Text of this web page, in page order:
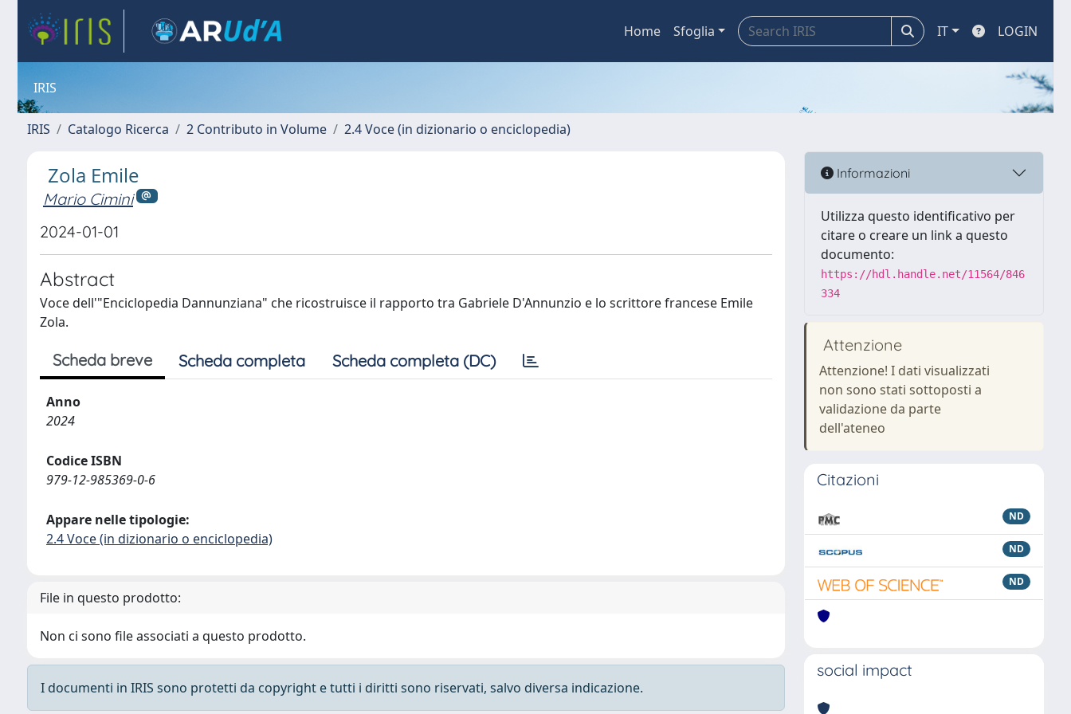
Home Sfoglia IT LOGIN
IRIS
IRIS Catalogo Ricerca 2 Contributo in Volume 2.4 Voce (in dizionario o enciclopedia)
Zola Emile
Mario Cimini
2024-01-01
Abstract
Voce dell'"Enciclopedia Dannunziana" che ricostruisce il rapporto tra Gabriele D'Annunzio e lo scrittore francese Emile
Zola.
Scheda breve Scheda completa Scheda completa (DC)
Anno
2024
Codice ISBN
979-12-985369-0-6
Appare nelle tipologie:
2.4 Voce (in dizionario o enciclopedia)
File in questo prodotto:
Non ci sono file associati a questo prodotto.
I documenti in IRIS sono protetti da copyright e tutti i diritti sono riservati, salvo diversa indicazione.
Informazioni
Utilizza questo identificativo per
citare o creare un link a questo
documento:
https://hdl.handle.net/11564/846
334
Attenzione
Attenzione! I dati visualizzati
non sono stati sottoposti a
validazione da parte
dell'ateneo
Citazioni
ND
ND
ND
social impact